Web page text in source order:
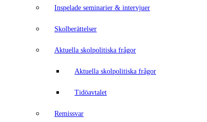
Inspelade seminarier & intervjuer
Skolberättelser
Aktuella skolpolitiska frågor
Aktuella skolpolitiska frågor
Tidöavtalet
Remissvar